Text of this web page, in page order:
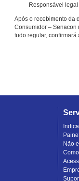
Responsável
Após o recebimento da
Consumidor – Senacon
tudo regular,
Não